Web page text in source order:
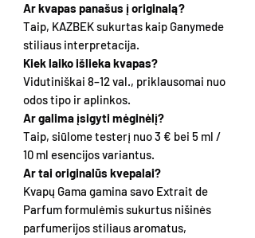
Ar kvapas panašus į originalą?
Taip, KAZBEK sukurtas kaip Ganymede
stiliaus interpretacija.
Kiek laiko išlieka kvapas?
Vidutiniškai 8–12 val., priklausomai nuo
odos tipo ir aplinkos.
Ar galima įsigyti mėginėlį?
Taip, siūlome testerį nuo 3 € bei 5 ml /
10 ml esencijos variantus.
Ar tai originalūs kvepalai?
Kvapų Gama gamina savo Extrait de
Parfum formulėmis sukurtus nišinės
parfumerijos stiliaus aromatus,